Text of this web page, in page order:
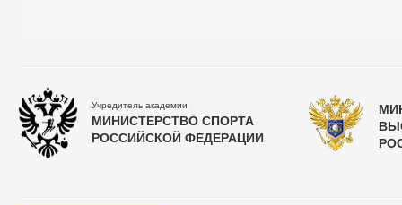
Учредитель академии
МИНИСТЕРСТВО СПОРТА
РОССИЙСКОЙ ФЕДЕРАЦИИ